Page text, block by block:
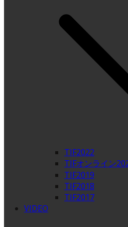
TIF2022
TIFオンライン
TIF2019
TIF2018
TIF2017
VIDEO